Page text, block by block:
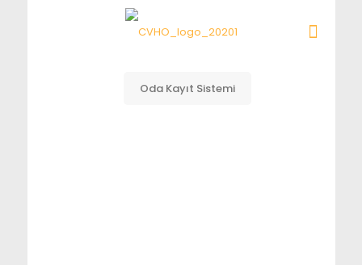
Oda Kayıt Sistemi